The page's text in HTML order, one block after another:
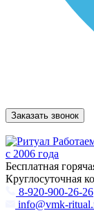
Заказать звонок
с 2006 года
Бесплатная
Круглосуточная
8-920-900-26-26
info@vmk-